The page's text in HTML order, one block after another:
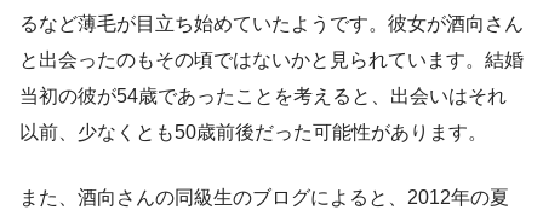
るなど薄毛が目立ち始めていたようです。彼女が酒向さん
と出会ったのもその頃ではないかと見られています。結婚
当初の彼が54歳であったことを考えると、出会いはそれ
以前、少なくとも50歳前後だった可能性があります。
また、酒向さんの同級生のブログによると、2012年の夏